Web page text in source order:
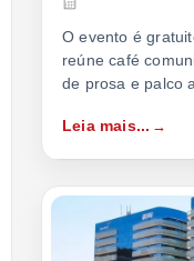
O evento é
reúne café
de prosa e palco
Leia mais...